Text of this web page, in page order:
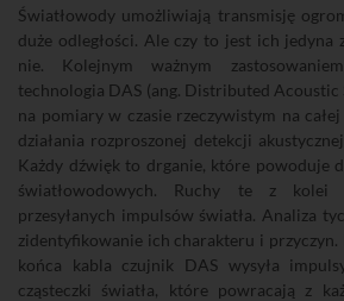
Światłowody umożliwiają transmisję
duże odległości. Ale czy to jest ich jedyna
nie. Kolejnym ważnym
technologia DAS (ang. Distributed Acoustic
na pomiary w czasie rzeczywistym na całej
działania rozproszonej detekcji
Każdy dźwięk to drganie, które powoduje
światłowodowych. Ruchy te z kolei
przesyłanych impulsów światła. Analiza
zidentyfikowanie ich charakteru i przyczyn.
końca kabla czujnik DAS wysyła
cząsteczki światła, które powracają z